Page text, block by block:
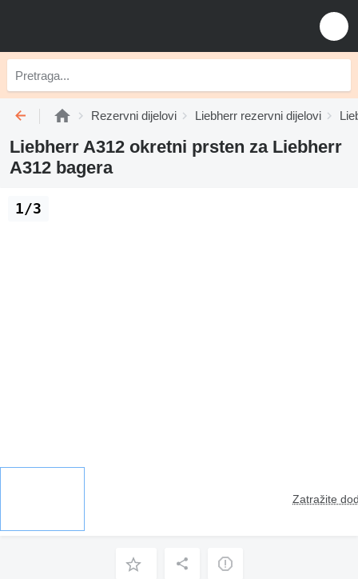
Rezervni dijelovi Liebherr rezervni dijelovi
Liebherr A312 okretni prsten za Liebherr
A312 bagera
Zatražite
1/3